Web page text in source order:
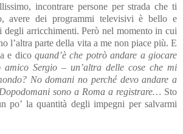
incontrare persone per strada che ti
avere dei programmi televisivi è bello e
degli arricchimenti. Però nel momento in cui
l’altra parte della vita a me non piace più. E
e dico quand’è che potrò andare a giocare
amico Sergio – un’altra delle cose che mi
No domani no perché devo andare a
sono a Roma a registrare… Sto
po’ la quantità degli impegni per salvarmi